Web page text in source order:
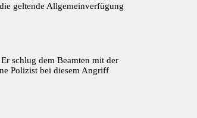
geltende Allgemeinverfügung
schlug dem Beamten mit der
Polizist bei diesem Angriff